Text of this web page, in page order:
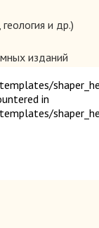
и др.)
изданий
дипломатия
книг
in